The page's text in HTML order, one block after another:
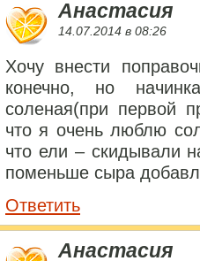
Анастасия
14.07.2014 в 08:26
Хочу внести
конечно, но
соленая(при первой
что я очень люблю
что ели – скидывали
поменьше сыра
Ответить
Анастасия